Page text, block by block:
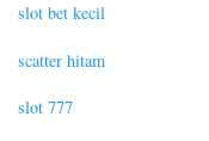
slot bet kecil
scatter hitam
slot 777